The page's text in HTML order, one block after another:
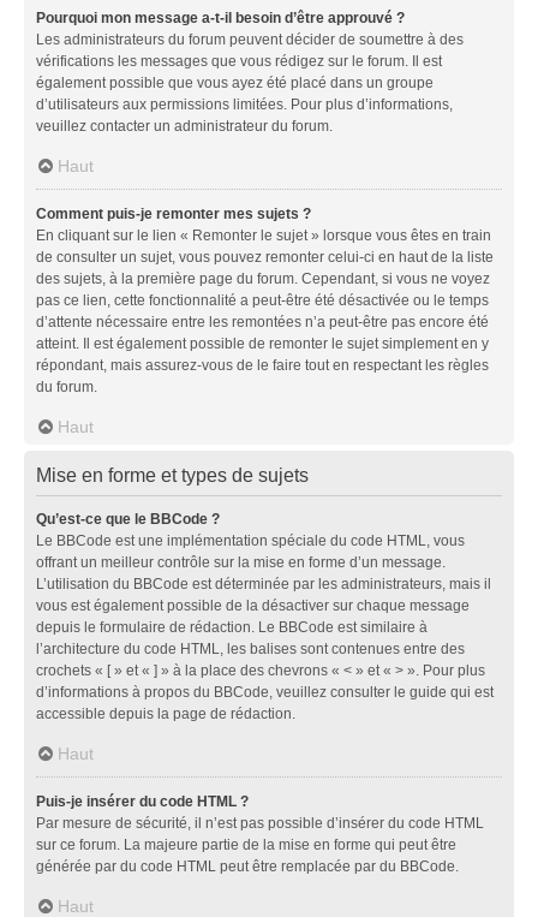
Pourquoi mon message a-t-il besoin d’être approuvé ?
Les administrateurs du forum peuvent décider de soumettre à des
vérifications les messages que vous rédigez sur le forum. Il est
également possible que vous ayez été placé dans un groupe
d’utilisateurs aux permissions limitées. Pour plus d’informations,
veuillez contacter un administrateur du forum.
Haut
Comment puis-je remonter mes sujets ?
En cliquant sur le lien « Remonter le sujet » lorsque vous êtes en train
de consulter un sujet, vous pouvez remonter celui-ci en haut de la liste
des sujets, à la première page du forum. Cependant, si vous ne voyez
pas ce lien, cette fonctionnalité a peut-être été désactivée ou le temps
d’attente nécessaire entre les remontées n’a peut-être pas encore été
atteint. Il est également possible de remonter le sujet simplement en y
répondant, mais assurez-vous de le faire tout en respectant les règles
du forum.
Haut
Mise en forme et types de sujets
Qu’est-ce que le BBCode ?
Le BBCode est une implémentation spéciale du code HTML, vous
offrant un meilleur contrôle sur la mise en forme d’un message.
L’utilisation du BBCode est déterminée par les administrateurs, mais il
vous est également possible de la désactiver sur chaque message
depuis le formulaire de rédaction. Le BBCode est similaire à
l’architecture du code HTML, les balises sont contenues entre des
crochets « [ » et « ] » à la place des chevrons « < » et « > ». Pour plus
d’informations à propos du BBCode, veuillez consulter le guide qui est
accessible depuis la page de rédaction.
Haut
Puis-je insérer du code HTML ?
Par mesure de sécurité, il n’est pas possible d’insérer du code HTML
sur ce forum. La majeure partie de la mise en forme qui peut être
générée par du code HTML peut être remplacée par du BBCode.
Haut